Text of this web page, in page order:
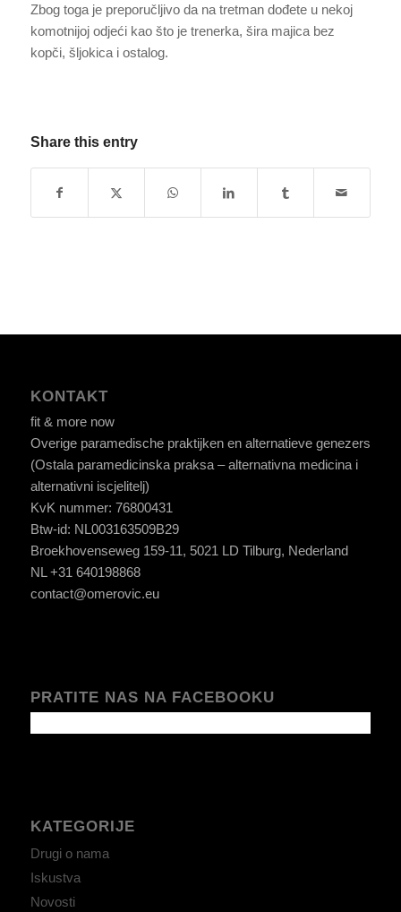
Zbog toga je preporučljivo da na tretman dođete u nekoj
komotnijoj odjeći kao što je trenerka, šira majica bez
kopči, šljokica i ostalog.
Share this entry
KONTAKT
fit & more now
Overige paramedische praktijken en alternatieve genezers
(Ostala paramedicinska praksa – alternativna medicina i
alternativni iscjelitelj)
KvK nummer: 76800431
Btw-id: NL003163509B29
Broekhovenseweg 159-11, 5021 LD Tilburg, Nederland
NL +31 640198868
contact@omerovic.eu
PRATITE NAS NA FACEBOOKU
KATEGORIJE
Drugi o nama
Iskustva
Novosti